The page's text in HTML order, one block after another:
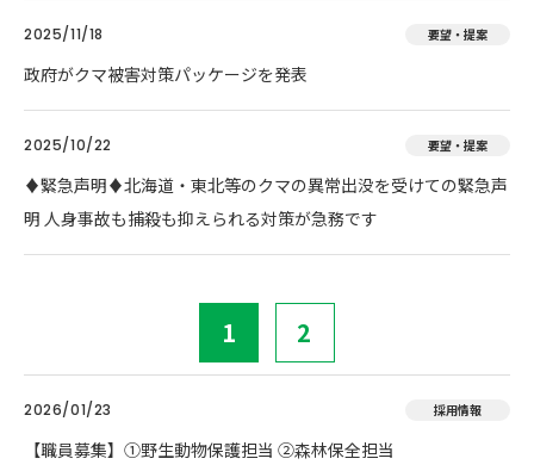
2025/11/18 要望・提案
政府がクマ被害対策パッケージを発表
2025/10/22 要望・提案
♦️緊急声明♦️北海道・東北等のクマの異常出没を受けての緊急声
明 人身事故も捕殺も抑えられる対策が急務です
1 2
2026/01/23 採用情報
【職員募集】①野生動物保護担当 ②森林保全担当